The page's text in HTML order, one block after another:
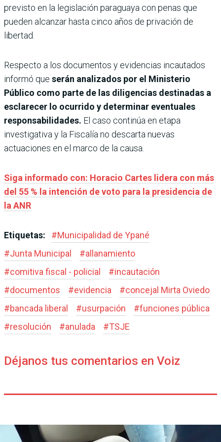
previsto en la legislación paraguaya con penas que
pueden alcanzar hasta cinco años de privación de
libertad.
Respecto a los documentos y evidencias incautados
informó que serán analizados por el Ministerio
Público como parte de las diligencias destinadas a
esclarecer lo ocurrido y determinar eventuales
responsabilidades. El caso continúa en etapa
investigativa y la Fiscalía no descarta nuevas
actuaciones en el marco de la causa.
Siga informado con: Horacio Cartes lidera con más
del 55 % la intención de voto para la presidencia de
la ANR
Etiquetas: #Municipalidad de Ypané
#Junta Municipal #allanamiento
#comitiva fiscal - policial #incautación
#documentos #evidencia #concejal Mirta Oviedo
#bancada liberal #usurpación #funciones pública
#resolución #anulada #TSJE
Déjanos tus comentarios en Voiz